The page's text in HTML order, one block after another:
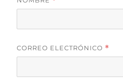
CORREO ELECTRÓNICO *